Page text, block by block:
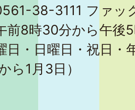
38-3111 ファ
前8時30分から午後
日・日曜日・祝日・
ら1月3日）